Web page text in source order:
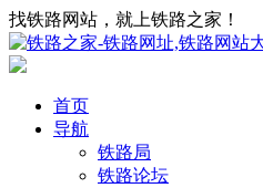
找铁路网站，就上铁路之家！
首页
导航
铁路局
铁路论坛